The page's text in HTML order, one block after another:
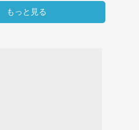
もっと見る